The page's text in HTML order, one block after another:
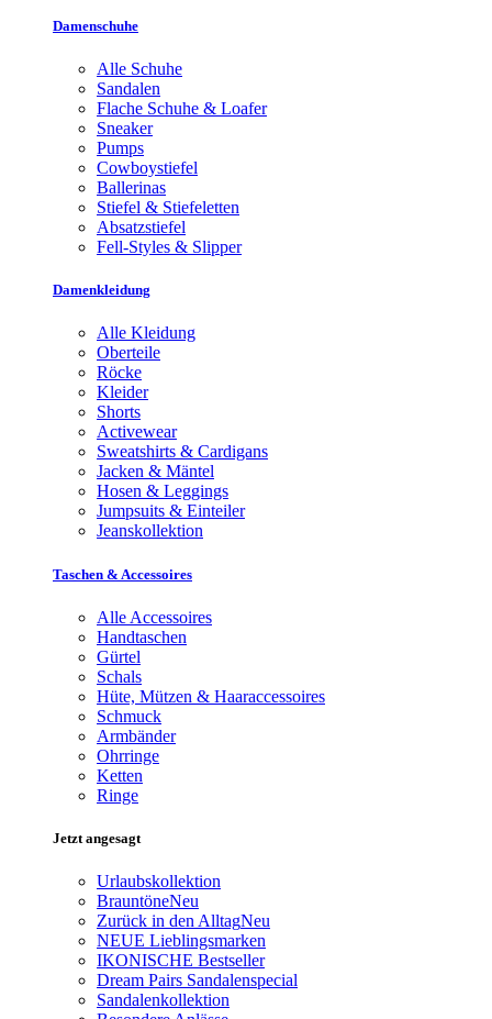
Damenschuhe
Alle Schuhe
Sandalen
Flache Schuhe & Loafer
Sneaker
Pumps
Cowboystiefel
Ballerinas
Stiefel & Stiefeletten
Absatzstiefel
Fell-Styles & Slipper
Damenkleidung
Alle Kleidung
Oberteile
Röcke
Kleider
Shorts
Activewear
Sweatshirts & Cardigans
Jacken & Mäntel
Hosen & Leggings
Jumpsuits & Einteiler
Jeanskollektion
Taschen & Accessoires
Alle Accessoires
Handtaschen
Gürtel
Schals
Hüte, Mützen & Haaraccessoires
Schmuck
Armbänder
Ohrringe
Ketten
Ringe
Jetzt angesagt
Urlaubskollektion
BrauntöneNeu
Zurück in den AlltagNeu
NEUE Lieblingsmarken
IKONISCHE Bestseller
Dream Pairs Sandalenspecial
Sandalenkollektion